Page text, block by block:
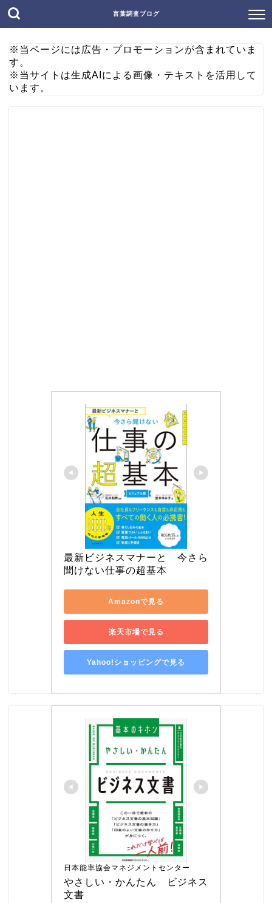
言葉調査ブログ
※当ページには広告・プロモーションが含まれていま
す。
※当サイトは生成AIによる画像・テキストを活用して
います。
最新ビジネスマナーと　今さら
聞けない仕事の超基本
Amazonで見る
楽天市場で見る
Yahoo!ショッピングで見る
日本能率協会マネジメントセンター
やさしい・かんたん　ビジネス
文書